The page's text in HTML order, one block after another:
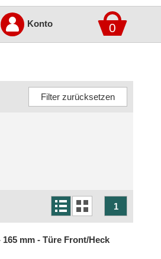
0
Konto
1
mm - Türe Front/Heck